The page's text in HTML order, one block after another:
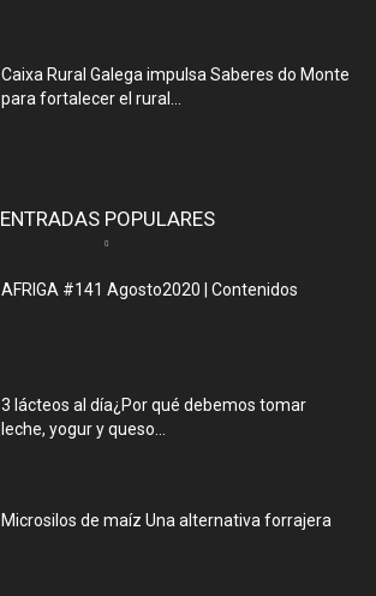
Caixa Rural Galega impulsa Saberes do Monte
para fortalecer el rural...
ENTRADAS POPULARES
AFRIGA #141 Agosto2020 | Contenidos
3 lácteos al día¿Por qué debemos tomar
leche, yogur y queso...
Microsilos de maíz Una alternativa forrajera